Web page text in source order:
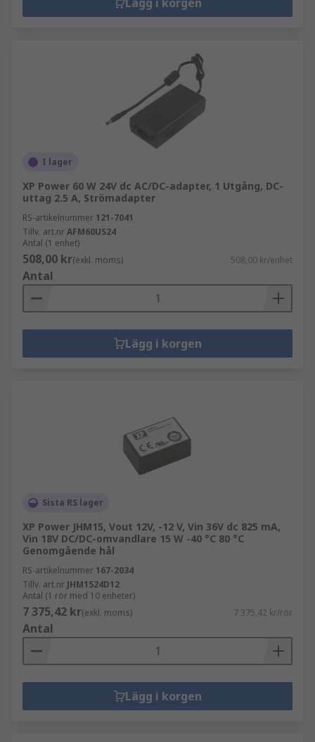
I lager
XP Power 60 W 24V dc AC/DC-adapter, 1 Utgång, DC-
uttag 2.5 A, Strömadapter
RS-artikelnummer 121-7041
Tillv. art.nrAFM60US24
Antal (1 enhet)
508,00 kr(exkl. moms) 508,00 kr/enhet
Antal
Lägg i korgen
Sista RS lager
XP Power JHM15, Vout 12V, -12 V, Vin 36V dc 825 mA,
Vin 18V DC/DC-omvandlare 15 W -40 °C 80 °C
Genomgående hål
RS-artikelnummer 167-2034
Tillv. art.nr JHM1524D12
Antal (1 rör med 10 enheter)
7 375,42 kr(exkl. moms) 7 375,42 kr/rör
Antal
Lägg i korgen